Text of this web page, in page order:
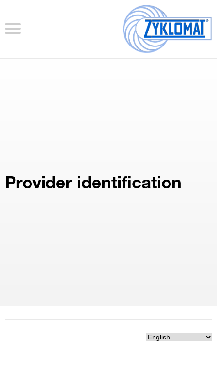
Provider identification